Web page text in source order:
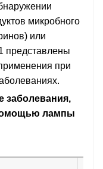
микробного
или
представлены
при
заболевания,
лампы